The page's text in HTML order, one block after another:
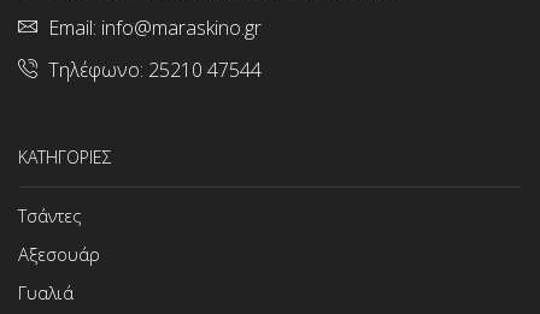
Email: info@maraskino.gr
Τηλέφωνο: 25210 47544
ΚΑΤΗΓΟΡΙΕΣ
Τσάντες
Αξεσουάρ
Γυαλιά